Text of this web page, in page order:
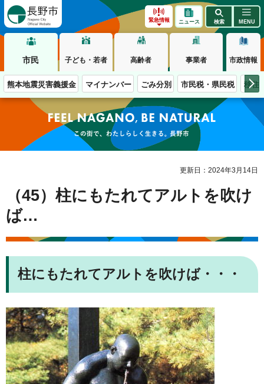
緊急情報 ニュース 検索 MENU
市民 子ども・若者 高齢者 事業者 市政情報
熊本地震災害義援金 マイナンバー ごみ分別 市民税・県民税 移住
この街で、わたしらしく生きる。長野市
更新日：2024年3月14日
（45）柱にもたれてアルトを吹け
ば…
柱にもたれてアルトを吹けば・・・